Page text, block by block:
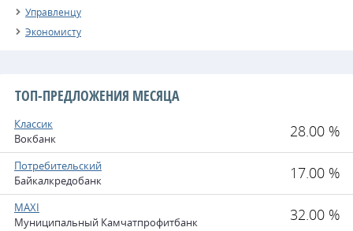
Управленцу
Экономисту
ТОП-ПРЕДЛОЖЕНИЯ МЕСЯЦА
Классик
Вокбанк
28.00 %
Потребительский
Байкалкредобанк
17.00 %
MAXI
Муниципальный Камчатпрофитбанк
32.00 %